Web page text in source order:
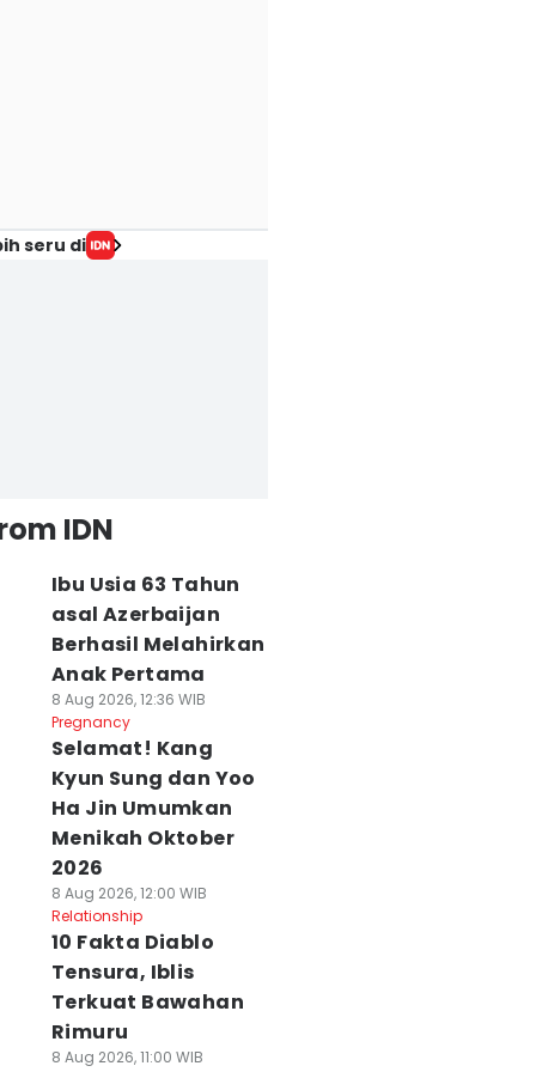
seru di
IDN
Ibu Usia 63 Tahun
asal Azerbaijan
Berhasil Melahirkan
Anak Pertama
8 Aug 2026, 12:36 WIB
Pregnancy
Selamat! Kang
Kyun Sung dan Yoo
Ha Jin Umumkan
Menikah Oktober
2026
8 Aug 2026, 12:00 WIB
Relationship
10 Fakta Diablo
Tensura, Iblis
Terkuat Bawahan
Rimuru
8 Aug 2026, 11:00 WIB